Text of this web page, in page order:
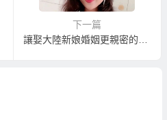
下一篇